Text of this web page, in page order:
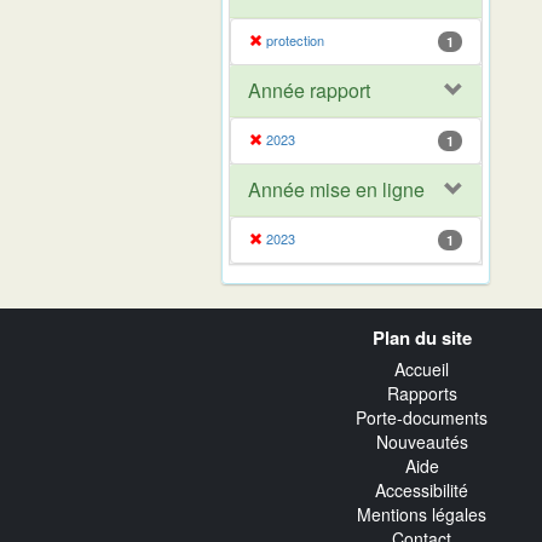
protection 1
Année rapport
2023 1
Année mise en ligne
2023 1
Plan du site
Accueil
Rapports
Porte-documents
Nouveautés
Aide
Accessibilité
Mentions légales